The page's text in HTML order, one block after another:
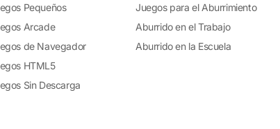
Pequeños
Arcade
de Navegador
HTML5
Sin Descarga
Juegos para el Aburrimiento
Aburrido en el Trabajo
Aburrido en la Escuela